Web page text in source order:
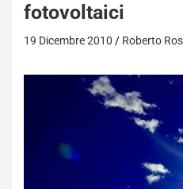
fotovoltaici
19 Dicembre 2010 Roberto